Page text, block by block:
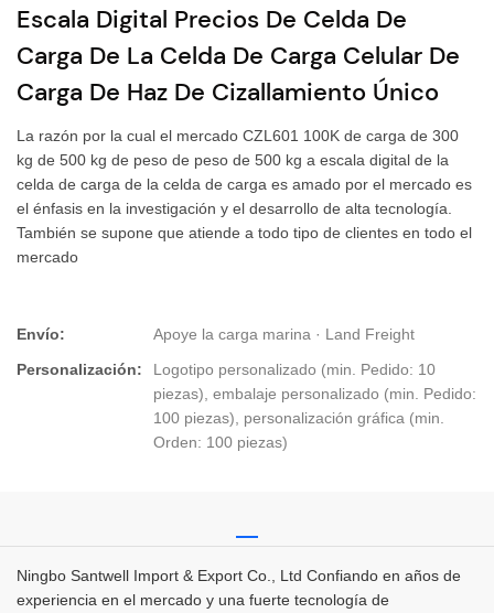
Escala Digital Precios De Celda De
Carga De La Celda De Carga Celular De
Carga De Haz De Cizallamiento Único
La razón por la cual el mercado CZL601 100K de carga de 300
kg de 500 kg de peso de peso de 500 kg a escala digital de la
celda de carga de la celda de carga es amado por el mercado es
el énfasis en la investigación y el desarrollo de alta tecnología.
También se supone que atiende a todo tipo de clientes en todo el
mercado
Envío:
Apoye la carga marina · Land Freight
Personalización:
Logotipo personalizado (min. Pedido: 10
piezas), embalaje personalizado (min. Pedido:
100 piezas), personalización gráfica (min.
Orden: 100 piezas)
Ningbo Santwell Import & Export Co., Ltd Confiando en años de
experiencia en el mercado y una fuerte tecnología de